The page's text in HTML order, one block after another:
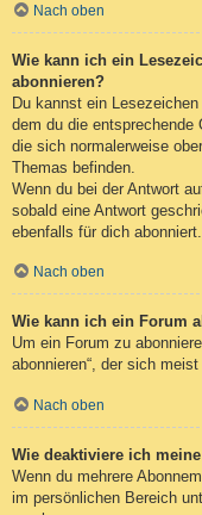
Nach oben
Wie kann ich ein
abonnieren?
Du kannst ein
dem du die entsprechende
die sich normalerweise
Themas befinden.
Wenn du bei der Antwort
sobald eine Antwort
ebenfalls für dich abonniert.
Nach oben
Wie kann ich ein Forum
Um ein Forum zu
abonnieren“, der sich
Nach oben
Wie deaktiviere ich
Wenn du mehrere
im persönlichen Bereich